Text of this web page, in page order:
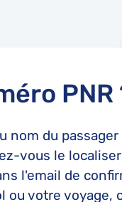
PNR
nom du
vous le
l'email de
ou votre